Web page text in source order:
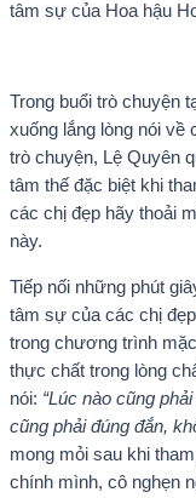
tâm sự của Hoa hậu
Trong buổi trò chuyện
xuống lắng lòng nói về
trò chuyện, Lệ Quyên
tâm thế đặc biệt khi
các chị đẹp hãy thoải
này.
Tiếp nối những phút
tâm sự của các chị
trong chương trình
thực chất trong lòng
nói: “Lúc nào cũng
cũng phải đúng đắn,
mong mỏi sau khi
chính mình, cô nghẹn